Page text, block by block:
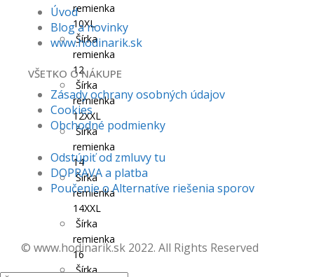
remienka
10XL
Šírka
remienka
12
Šírka
remienka
12XXL
Šírka
remienka
14
Šírka
remienka
14XXL
Šírka
remienka
16
Šírka
Úvod
Blog a novinky
www.hodinarik.sk
VŠETKO O NÁKUPE
Zásady ochrany osobných údajov
Cookies
Obchodné podmienky
Odstúpiť od zmluvy tu
DOPRAVA a platba
Poučenie o Alternatíve riešenia sporov
© www.hodinarik.sk 2022. All Rights Reserved